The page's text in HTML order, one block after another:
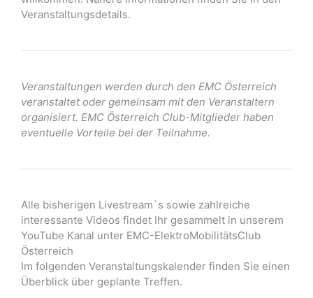
Veranstaltungsdetails.
Veranstaltungen werden durch den EMC Österreich
veranstaltet oder gemeinsam mit den Veranstaltern
organisiert. EMC Österreich Club-Mitglieder haben
eventuelle Vorteile bei der Teilnahme.
Alle bisherigen Livestream`s sowie zahlreiche
interessante Videos findet Ihr gesammelt in unserem
YouTube Kanal unter EMC-ElektroMobilitätsClub
Österreich
Im folgenden Veranstaltungskalender finden Sie einen
Überblick über geplante Treffen.